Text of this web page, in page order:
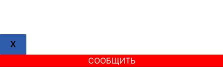
X
СООБЩИТЬ